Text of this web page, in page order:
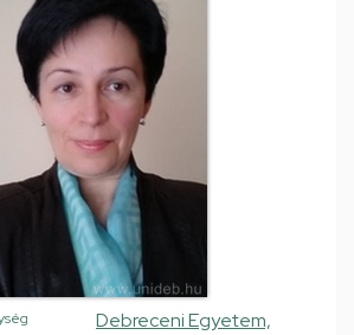
Debreceni Egyetem,